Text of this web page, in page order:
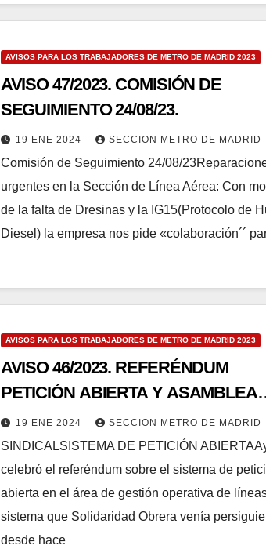
AVISOS PARA LOS TRABAJADORES DE METRO DE MADRID 2023
AVISO 47/2023. COMISIÓN DE
SEGUIMIENTO 24/08/23.
19 ENE 2024 SECCION METRO DE MADRID
Comisión de Seguimiento 24/08/
urgentes en la Sección de Línea Aérea: Con
de la falta de Dresinas y la IG15(Protocolo de
Diesel) la empresa nos pide «colaboración´´
AVISOS PARA LOS TRABAJADORES DE METRO DE MADRID 2023
AVISO 46/2023. REFERÉNDUM
PETICIÓN ABIERTA Y ASAMBLEA
MENSUAL.
19 ENE 2024 SECCION METRO DE MADRID
SINDICALSISTEMA DE PETICIÓN
celebró el referéndum sobre el sistema de
abierta en el área de gestión operativa de
sistema que Solidaridad Obrera venía
desde hace